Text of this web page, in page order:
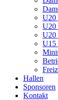
U20
U20
U20
U15
Hallen
Sponsoren
Kontakt